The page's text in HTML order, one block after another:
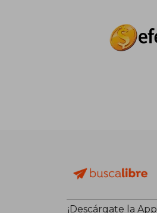
¡Descárgate la App